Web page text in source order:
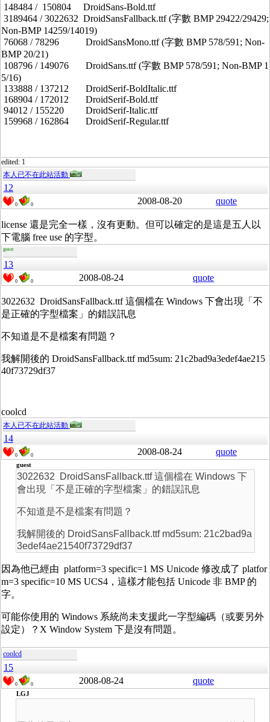
148484 / 150804 DroidSans-Bold.ttf
3189464 / 3022632 DroidSansFallback.ttf (字數 BMP 29422/29429;
Non-BMP 14259/14019)
76068 / 78296 DroidSansMono.ttf (字數 BMP 578/591; Non-
BMP 20/21)
108796 / 149076 DroidSans.ttf (字數 BMP 578/591; Non-BMP 1
5/16)
133888 / 137212 DroidSerif-BoldItalic.ttf
168904 / 172012 DroidSerif-Bold.ttf
94012 / 155220 DroidSerif-Italic.ttf
159968 / 162864 DroidSerif-Regular.ttf
edited: 1
本人已不在此站活動
12
0 0 2008-08-20 quote
license 還是完全一樣，沒有更動。但可以確定的是這是五人以
下電腦 free use 的字型。
guest
13
0 0 2008-08-24 quote
3022632 DroidSansFallback.ttf 這個檔在 Windows 下會出現「不
是正確的字型檔案」的錯誤訊息
不知道是不是檔案有問題？
我解開後的 DroidSansFallback.ttf md5sum: 21c2bad9a3edef4ae215
40f73729df37
coolcd
本人已不在此站活動
14
0 0 2008-08-24 quote
guest
3022632 DroidSansFallback.ttf 這個檔在 Windows 下
會出現「不是正確的字型檔案」的錯誤訊息
不知道是不是檔案有問題？
我解開後的 DroidSansFallback.ttf md5sum: 21c2bad9a
3edef4ae21540f73729df37
因為他已經由 platform=3 specific=1 MS Unicode 修改成了 platfor
m=3 specific=10 MS UCS4，這樣才能包括 Unicode 非 BMP 的
字。
可能你使用的 Windows 系統尚未支援此一字型編碼（或要另外
設定）？X Window System 下是沒有問題。
coolcd
15
0 0 2008-08-24 quote
LGJ